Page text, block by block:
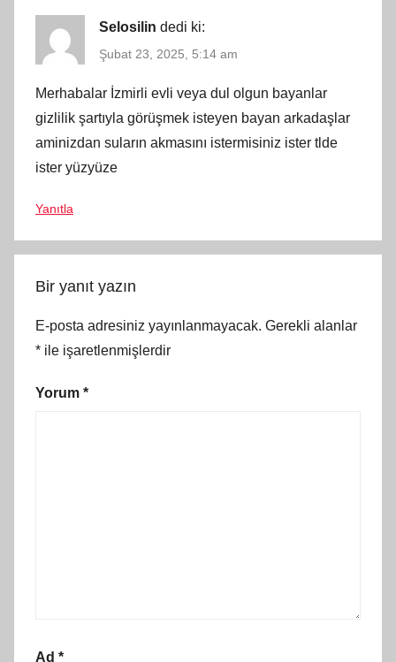
Selosilin dedi ki:
Şubat 23, 2025, 5:14 am
Merhabalar İzmirli evli veya dul olgun bayanlar
gizlilik şartıyla görüşmek isteyen bayan arkadaşlar
aminizdan suların akmasını istermisiniz ister tlde
ister yüzyüze
Yanıtla
Bir yanıt yazın
E-posta adresiniz yayınlanmayacak. Gerekli alanlar
* ile işaretlenmişlerdir
Yorum *
Ad *